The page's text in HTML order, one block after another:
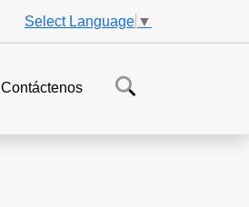
Select Language ▼
Contáctenos